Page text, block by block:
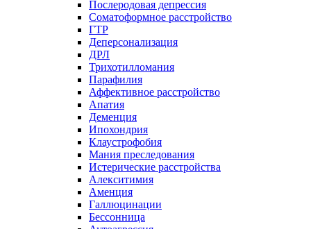
Послеродовая депрессия
Соматоформное расстройство
ГТР
Деперсонализация
ДРЛ
Трихотилломания
Парафилия
Аффективное расстройство
Апатия
Деменция
Ипохондрия
Клаустрофобия
Мания преследования
Истерические расстройства
Алекситимия
Аменция
Галлюцинации
Бессонница